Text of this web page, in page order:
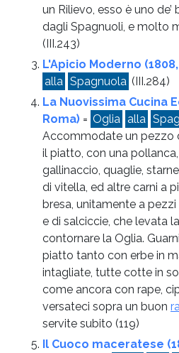
un Rilievo, esso è uno
dagli Spagnuoli, e molto
(III.243)
L'Apicio Moderno
alla Spagnuola (III.284)
La Nuovissima Cucina
Roma) = Oglia alla
Accommodate un pezzo
il piatto, con una
gallinaccio, quaglie,
di vitella, ed altre carni a
bresa, unitamente a pezzi
e di salciccie, che levata
contornare la Oglia.
piatto tanto con erbe in
intagliate, tutte cotte in
come ancora con rape,
versateci sopra un buon
servite subito (119)
Il Cuoco maceratese